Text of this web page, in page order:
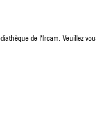
de l'Ircam. Veuillez